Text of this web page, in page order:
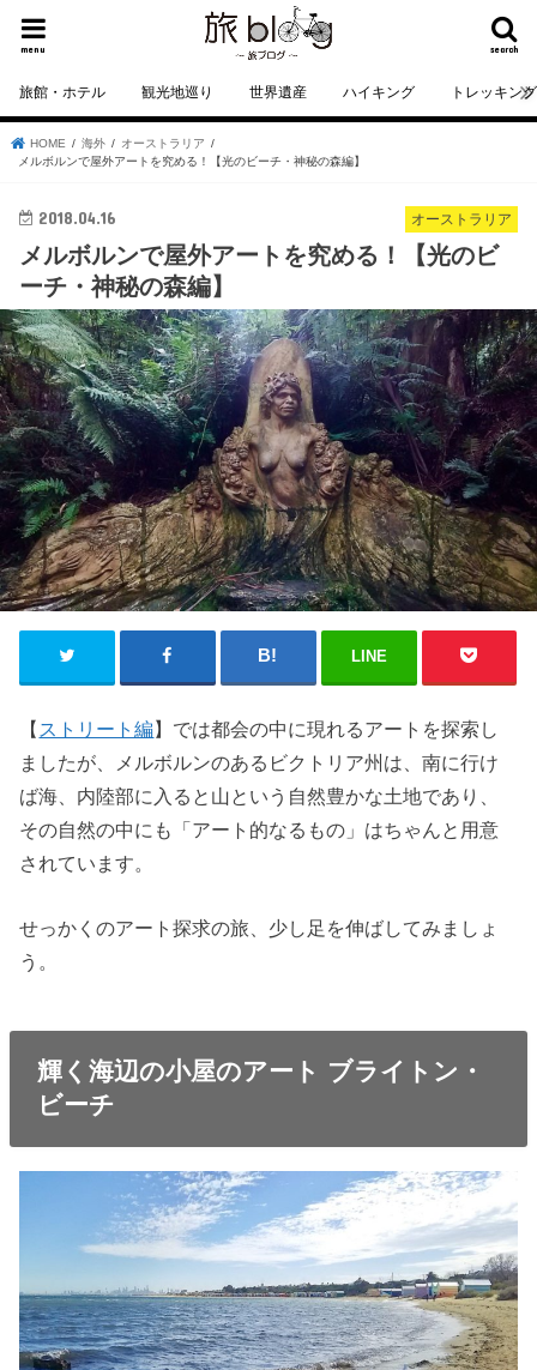
search
menu
旅館・ホテル 観光地巡り 世界遺産 ハイキング トレッキング
HOME 海外
オーストラリア
メルボルンで屋外アートを究める！【光のビーチ・神秘の森編】
オーストラリア
2018.04.16
メルボルンで屋外アートを究める！【光のビ
ーチ・神秘の森編】
LINE
【 ストリート編】では都会の中に現れるアートを探索し
ましたが、メルボルンのあるビクトリア州は、南に行け
ば海、内陸部に入ると山という自然豊かな土地であり、
その自然の中にも「アート的なるもの」はちゃんと用意
されています。
せっかくのアート探求の旅、少し足を伸ばしてみましょ
う。
輝く海辺の小屋のアート ブライトン・
ビーチ